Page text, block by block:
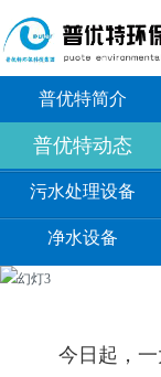
普优特简介
普优特动态
污水处理设备
净水设备
今日起，